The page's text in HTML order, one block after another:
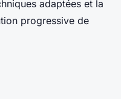
adaptées et la
progressive de